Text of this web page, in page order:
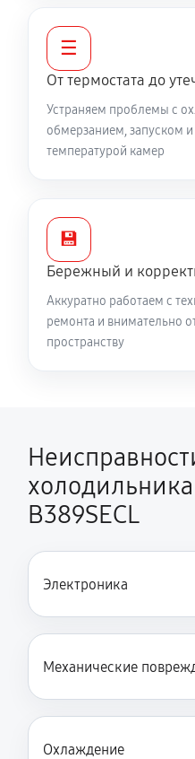
☰
От термостата до
Устраняем проблемы с
обмерзанием, запуском
температурой камер
💾
Бережный и
Аккуратно работаем с
ремонта и внимательно
пространству
холодильника
B389SECL
Электроника
Механические
Охлаждение